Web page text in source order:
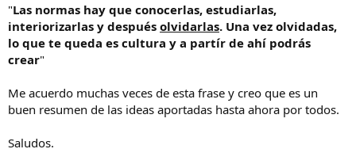
"Las normas hay que conocerlas, estudiarlas,
interiorizarlas y después olvidarlas. Una vez olvidadas,
lo que te queda es cultura y a partír de ahí podrás
crear"
Me acuerdo muchas veces de esta frase y creo que es un
buen resumen de las ideas aportadas hasta ahora por todos.
Saludos.